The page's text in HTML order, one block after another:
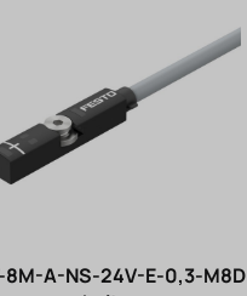
8M-A-NS-24V-E-0,3-M8D